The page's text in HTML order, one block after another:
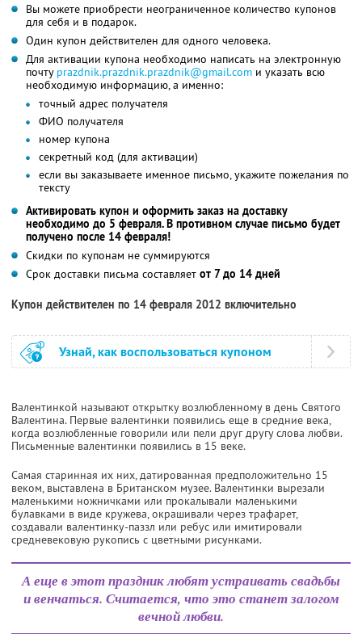
Вы можете приобрести неограниченное количество купонов
для себя и в подарок.
Один купон действителен для одного человека.
Для активации купона необходимо написать на электронную
почту prazdnik.prazdnik.prazdnik@gmail.com и указать всю
необходимую информацию, а именно:
точный адрес получателя
ФИО получателя
номер купона
секретный код (для активации)
если вы заказываете именное письмо, укажите пожелания по
тексту
Активировать купон и оформить заказ на доставку
необходимо до 5 февраля. В противном случае письмо будет
получено после 14 февраля!
Скидки по купонам не суммируются
Срок доставки письма составляет от 7 до 14 дней
Купон действителен по 14 февраля 2012 включительно
Узнай, как воспользоваться купоном
Валентинкой называют открытку возлюбленному в день Святого
Валентина. Первые валентинки появились еще в средние века,
когда возлюбленные говорили или пели друг другу слова любви.
Письменные валентинки появились в 15 веке.
Самая старинная их них, датированная предположительно 15
веком, выставлена в Британском музее. Валентинки вырезали
маленькими ножничками или прокалывали маленькими
булавками в виде кружева, окрашивали через трафарет,
создавали валентинку-паззл или ребус или имитировали
средневековую рукопись с цветными рисунками.
А еще в этот праздник любят устраивать свадьбы
и венчаться. Считается, что это станет залогом
вечной любви.